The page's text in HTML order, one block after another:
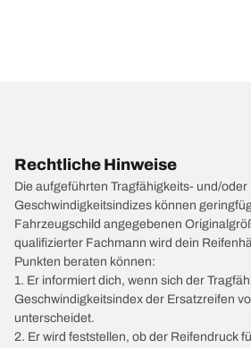
Rechtliche Hinweise
Die aufgeführten Tragfähigkeits- und/oder
Geschwindigkeitsindizes können
Fahrzeugschild angegebenen
qualifizierter Fachmann wird dein
Punkten beraten können:
1. Er informiert dich, wenn sich der
Geschwindigkeitsindex der Ersatzreifen
unterscheidet.
2. Er wird feststellen, ob der Reifendruck